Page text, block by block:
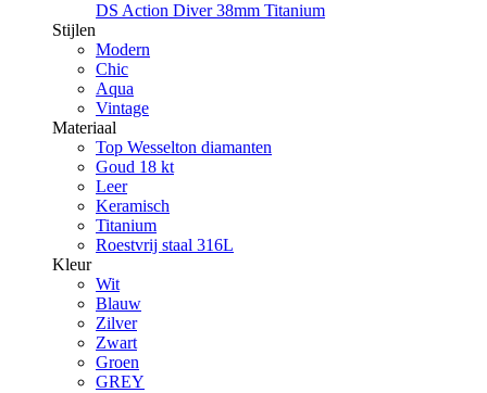
DS Action Diver 38mm Titanium
Stijlen
Modern
Chic
Aqua
Vintage
Materiaal
Top Wesselton diamanten
Goud 18 kt
Leer
Keramisch
Titanium
Roestvrij staal 316L
Kleur
Wit
Blauw
Zilver
Zwart
Groen
GREY